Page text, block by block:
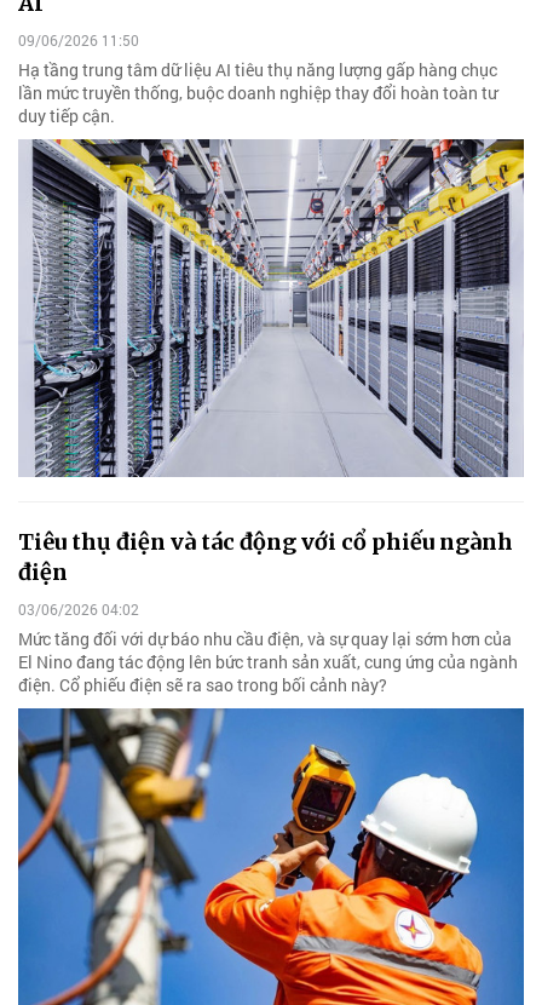
09/06/2026 11:50
Hạ tầng trung tâm dữ liệu AI tiêu thụ năng lượng gấp hàng chục
lần mức truyền thống, buộc doanh nghiệp thay đổi hoàn toàn tư
duy tiếp cận.
Tiêu thụ điện và tác động với cổ phiếu ngành
điện
03/06/2026 04:02
Mức tăng đối với dự báo nhu cầu điện, và sự quay lại sớm hơn của
El Nino đang tác động lên bức tranh sản xuất, cung ứng của ngành
điện. Cổ phiếu điện sẽ ra sao trong bối cảnh này?